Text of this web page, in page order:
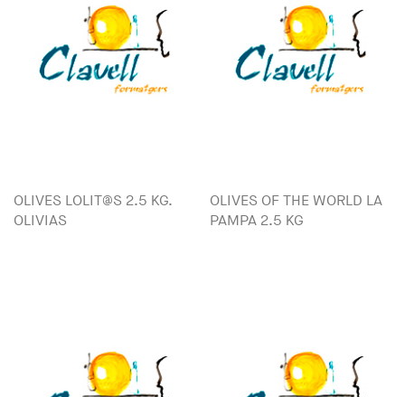
OLIVES LOLIT@S 2.5 KG.
OLIVIAS
OLIVES OF THE WORLD LA
PAMPA 2.5 KG